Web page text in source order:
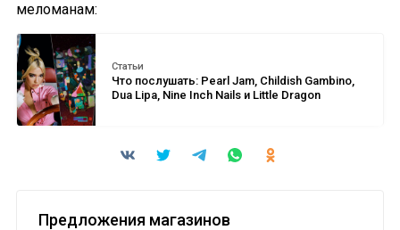
меломанам:
Статьи
Что послушать: Pearl Jam, Childish Gambino,
Dua Lipa, Nine Inch Nails и Little Dragon
Предложения магазинов